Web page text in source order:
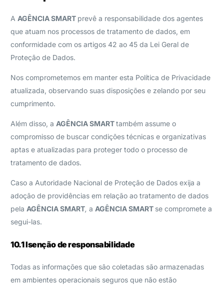
A AGÊNCIA SMART prevê a responsabilidade dos agentes
que atuam nos processos de tratamento de dados, em
conformidade com os artigos 42 ao 45 da Lei Geral de
Proteção de Dados.
Nos comprometemos em manter esta Política de Privacidade
atualizada, observando suas disposições e zelando por seu
cumprimento.
Além disso, a AGÊNCIA SMARTtambém assume o
compromisso de buscar condições técnicas e organizativas
aptas e atualizadas para proteger todo o processo de
tratamento de dados.
Caso a Autoridade Nacional de Proteção de Dados exija a
adoção de providências em relação ao tratamento de dados
pela AGÊNCIA SMART,a AGÊNCIA SMART se compromete a
segui-las.
10.1 Isenção de responsabilidade
Todas as informações que são coletadas são armazenadas
em ambientes operacionais seguros que não estão